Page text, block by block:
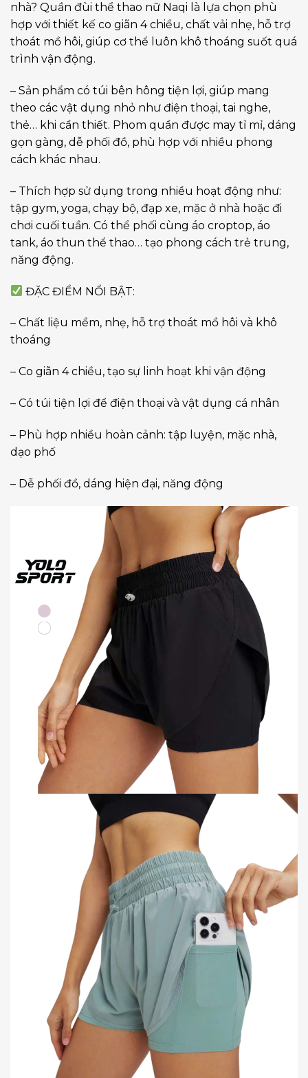
nhà? Quần đùi thể thao nữ Naqi là lựa chọn phù
hợp với thiết kế co giãn 4 chiều, chất vải nhẹ, hỗ trợ
thoát mồ hôi, giúp cơ thể luôn khô thoáng suốt quá
trình vận động.
– Sản phẩm có túi bên hông tiện lợi, giúp mang
theo các vật dụng nhỏ như điện thoại, tai nghe,
thẻ… khi cần thiết. Phom quần được may tỉ mỉ, dáng
gọn gàng, dễ phối đồ, phù hợp với nhiều phong
cách khác nhau.
– Thích hợp sử dụng trong nhiều hoạt động như:
tập gym, yoga, chạy bộ, đạp xe, mặc ở nhà hoặc đi
chơi cuối tuần. Có thể phối cùng áo croptop, áo
tank, áo thun thể thao… tạo phong cách trẻ trung,
năng động.
ĐẶC ĐIỂM NỔI BẬT:
– Chất liệu mềm, nhẹ, hỗ trợ thoát mồ hôi và khô
thoáng
– Co giãn 4 chiều, tạo sự linh hoạt khi vận động
– Có túi tiện lợi để điện thoại và vật dụng cá nhân
– Phù hợp nhiều hoàn cảnh: tập luyện, mặc nhà,
dạo phố
– Dễ phối đồ, dáng hiện đại, năng động